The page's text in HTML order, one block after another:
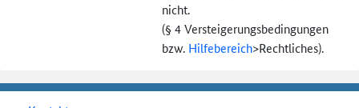
nicht.
(§ 4 Versteigerungs­bedingungen
bzw. Hilfebereich>Rechtliches).